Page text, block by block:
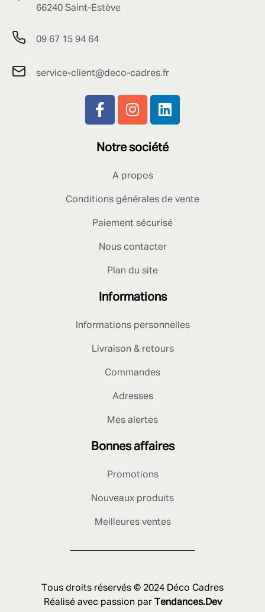
66240 Saint-Estève
09 67 15 94 64
service-client@deco-cadres.fr
Notre société
A propos
Conditions générales de vente
Paiement sécurisé
Nous contacter
Plan du site
Informations
Informations personnelles
Livraison & retours
Commandes
Adresses
Mes alertes
Bonnes affaires
Promotions
Nouveaux produits
Meilleures ventes
Tous droits réservés © 2024 Déco Cadres
Réalisé avec passion par
Tendances.Dev